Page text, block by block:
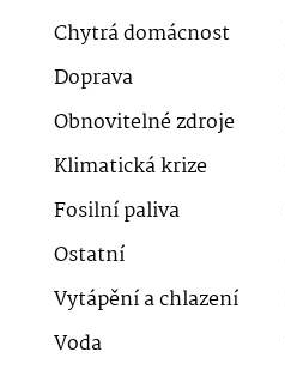
Chytrá domácnost
Doprava
Obnovitelné zdroje
Klimatická krize
Fosilní paliva
Ostatní
Vytápění a chlazení
Voda